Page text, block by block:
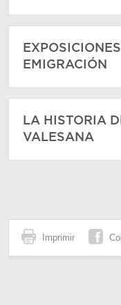
EMIGRACIÓN
LA HISTORIA
VALESANA
Imprimir